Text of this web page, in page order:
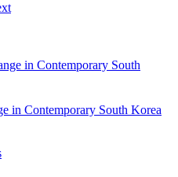
in Contemporary South Korea